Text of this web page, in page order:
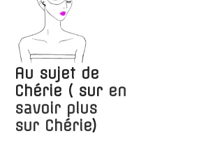
Au sujet de
Chérie ( sur en
savoir plus
sur Chérie)